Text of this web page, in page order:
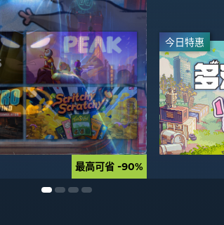
最高可省 -90%
今日特惠
最高可省 -90%
今日特惠
-70% $59.99$17.99
-50% $39.99$19.99